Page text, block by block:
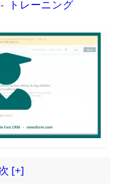
- トレーニング
[+]